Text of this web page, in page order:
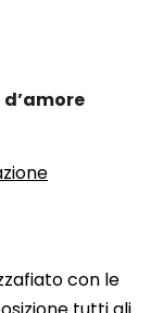
con le